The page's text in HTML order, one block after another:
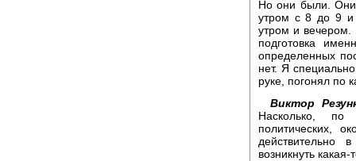
Но они были. Они
утром с 8 до 9 и
утром и вечером.
подготовка
определенных
нет. Я
руке, погонял по
Виктор
Насколько,
политических,
действительно
возникнуть